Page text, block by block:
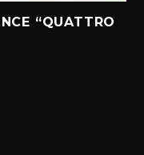
“QUATTRO